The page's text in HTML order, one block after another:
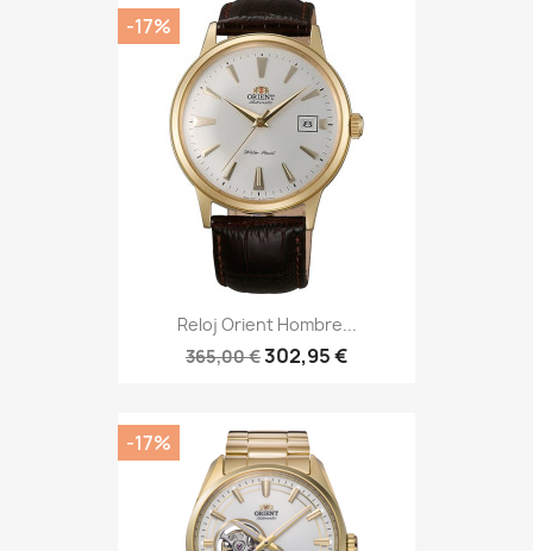
Reloj Orient Hombre...
365,00 €302,95 €
-17%
-17%